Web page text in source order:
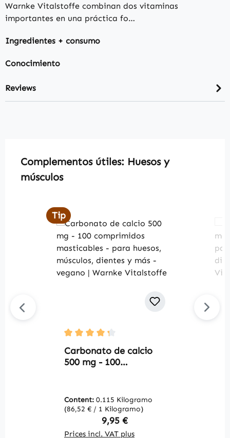
Warnke Vitalstoffe combinan dos vitaminas
importantes en una práctica fo…
Ingredientes + consumo
Conocimiento
Reviews
Skip product gallery
Complementos útiles: Huesos y
músculos
Tip
Average rating of 4.33 out of 5 stars
Carbonato de calcio
500 mg - 100
huesos, músculos,
dientes y más - vegano
| Warnke Vitalstoffe
Content: 0.115 Kilogramo
(86,52 € / 1 Kilogramo)
Regular price:
9,95 €
Prices incl. VAT plus